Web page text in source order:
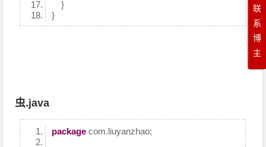
}
}
虫.java
package com.liuyanzhao;
联
系
博
主